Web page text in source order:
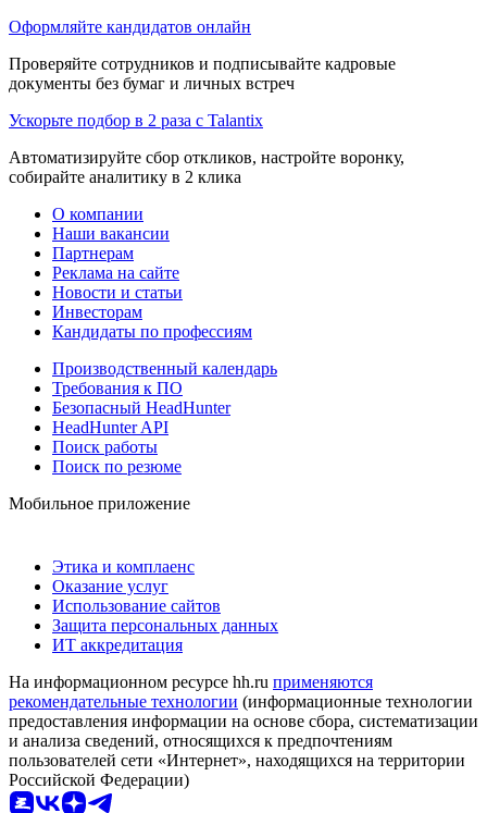
Оформляйте кандидатов онлайн
Проверяйте сотрудников и подписывайте кадровые
документы без бумаг и личных встреч
Ускорьте подбор в 2 раза с Talantix
Автоматизируйте сбор откликов, настройте воронку,
собирайте аналитику в 2 клика
О компании
Наши вакансии
Партнерам
Реклама на сайте
Новости и статьи
Инвесторам
Кандидаты по профессиям
Производственный календарь
Требования к ПО
Безопасный HeadHunter
HeadHunter API
Поиск работы
Поиск по резюме
Мобильное приложение
Этика и комплаенс
Оказание услуг
Использование сайтов
Защита персональных данных
ИТ аккредитация
На информационном ресурсе hh.ru применяются
рекомендательные технологии (информационные технологии
предоставления информации на основе сбора, систематизации
и анализа сведений, относящихся к предпочтениям
пользователей сети «Интернет», находящихся на территории
Российской Федерации)